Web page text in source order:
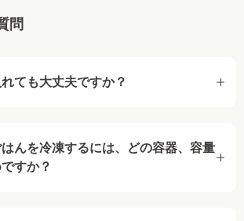
問
ても大丈夫ですか？
んを冷凍するには、どの容器、容量
すか？